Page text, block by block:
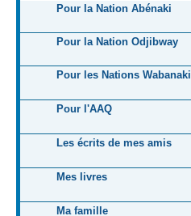
Pour la Nation Abénaki
Pour la Nation Odjibway
Pour les Nations Wabanaki
Pour l'AAQ
Les écrits de mes amis
Mes livres
Ma famille